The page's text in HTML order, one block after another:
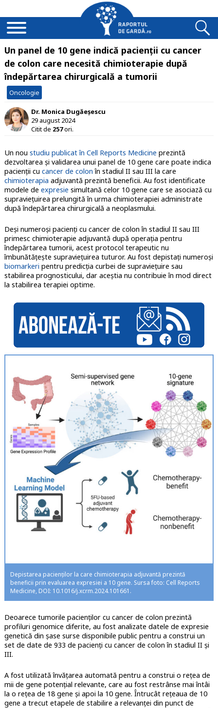
Un panel de 10 gene indică pacienţii cu cancer
de colon care necesită chimioterapie după
îndepărtarea chirurgicală a tumorii
Oncologie
Dr. Monica Dugăeșescu
29 august 2024
Citit de 257ori.
Un nou studiu publicat în Cell Reports Medicine prezintă
dezvoltarea şi validarea unui panel de 10 gene care poate indica
pacienţii cu cancer de colon în stadiul II sau III la care
chimioterapia adjuvantă prezintă beneficii. Au fost identificate
modele de expresie simultană celor 10 gene care se asociază cu
supravieţuirea prelungită în urma chimioterapiei administrate
după îndepărtarea chirurgicală a neoplasmului.
Deşi numeroşi pacienţi cu cancer de colon în stadiul II sau III
primesc chimioterapie adjuvantă după operația pentru
îndepărtarea tumorii, acest protocol terapeutic nu
îmbunătăţeşte supravieţuirea tuturor. Au fost depistaţi numeroşi
biomarkeri pentru predicţia curbei de supravieţuire sau
stabilirea prognosticului, dar aceştia nu contribuie în mod direct
la stabilirea terapiei optime.
Depistarea pacienţilor la care chimioterapia adjuvantă prezintă
beneficii prin evaluarea expresiei a 10 gene. Sursa foto: Cell Reports
Medicine, DOI: 10.1016/j.xcrm.2024.101661.
Deoarece tumorile pacienților cu cancer de colon prezintă
profiluri genomice diferite, au fost analizate datele de expresie
genetică din șase surse disponibile public pentru a construi un
set de date de 933 de pacienți cu cancer de colon în stadiul II şi
III.
A fost utilizată învățarea automată pentru a construi o rețea de
mii de gene potențial relevante, care au fost restrânse mai întâi
la o rețea de 18 gene și apoi la 10 gene. Întrucât rețeaua de 10
gene a trecut etapele de stabilire a relevanţei din punct de